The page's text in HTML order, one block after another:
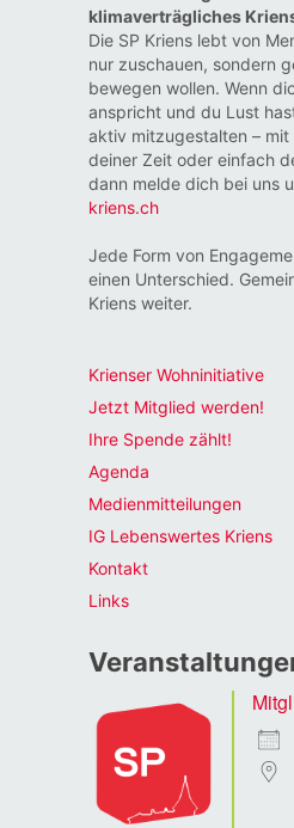
klimaverträgliches
Die SP Kriens lebt von
nur zuschauen, sondern
bewegen wollen. Wenn
anspricht und du Lust
aktiv mitzugestalten – mit
deiner Zeit oder einfach
dann melde dich bei uns
kriens.ch
Jede Form von
einen Unterschied.
Kriens weiter.
Krienser Wohninitiative
Jetzt Mitglied werden!
Ihre Spende zählt!
Agenda
Medienmitteilungen
IG Lebenswertes Kriens
Kontakt
Links